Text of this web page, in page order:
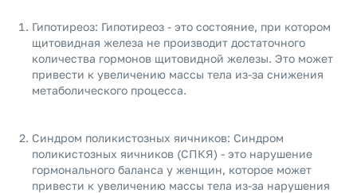
Гипотиреоз: Гипотиреоз - это состояние, при котором
щитовидная железа не производит достаточного
количества гормонов щитовидной железы. Это может
привести к увеличению массы тела из-за снижения
метаболического процесса.
Синдром поликистозных яичников: Синдром
поликистозных яичников (СПКЯ) - это нарушение
гормонального баланса у женщин, которое может
привести к увеличению массы тела из-за нарушения